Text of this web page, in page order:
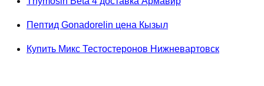
Пептид Gonadorelin цена Кызыл
Купить Микс Тестостеронов Нижневартовск